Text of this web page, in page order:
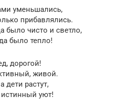
уменьшались,
прибавлялись.
было чисто и светло,
было тепло!
дорогой!
живой.
дети растут,
уют!